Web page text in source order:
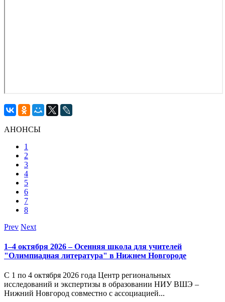
АНОНСЫ
1
2
3
4
5
6
7
8
Prev Next
1–4 октября 2026 – Осенняя школа для учителей
"Олимпиадная литература" в Нижнем Новгороде
С 1 по 4 октября 2026 года Центр региональных
исследований и экспертизы в образовании НИУ ВШЭ –
Нижний Новгород совместно с ассоциацией...